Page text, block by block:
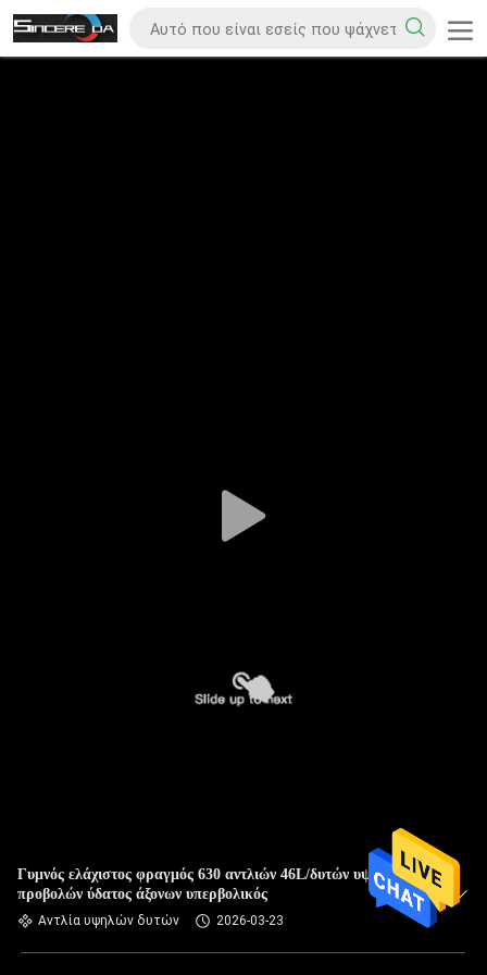
Γυμνός ελάχιστος φραγμός 630 αντλιών 46L/δυτών υψηλών
προβολών ύδατος άξονων υπερβολικός
Αντλία υψηλών δυτών 2026-03-23